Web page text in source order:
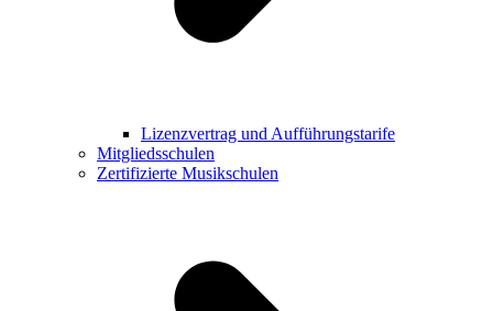
Lizenzvertrag und Aufführungstarife
Mitgliedsschulen
Zertifizierte Musikschulen